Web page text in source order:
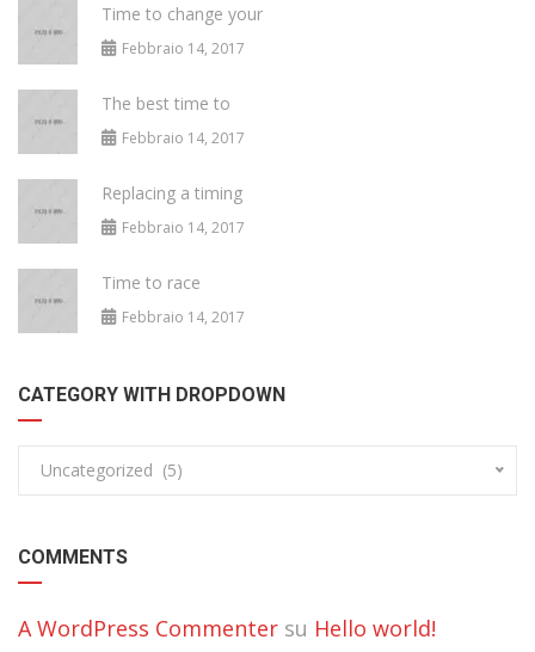
Time to change your
Febbraio 14, 2017
The best time to
Febbraio 14, 2017
Replacing a timing
Febbraio 14, 2017
Time to race
Febbraio 14, 2017
CATEGORY WITH DROPDOWN
Uncategorized (5)
COMMENTS
A WordPress Commenter su Hello world!